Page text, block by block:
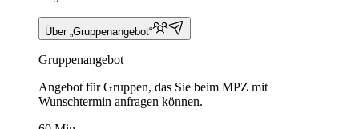
Über „Gruppenangebot“
Gruppenangebot
Angebot für Gruppen, das Sie beim MPZ mit
Wunschtermin anfragen können.